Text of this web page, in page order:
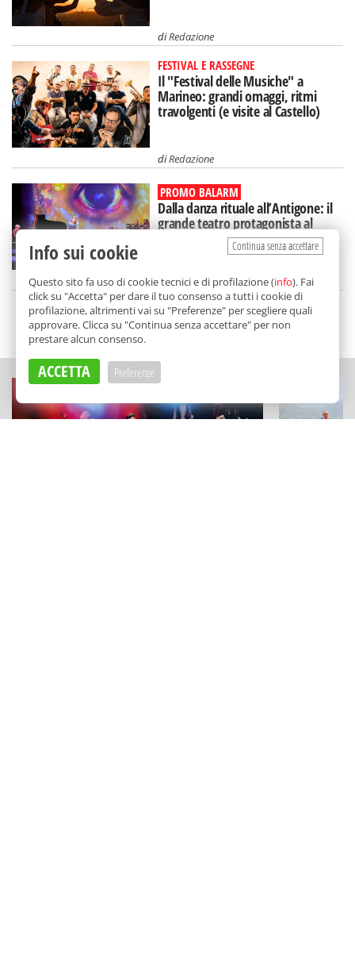
diRedazione
FESTIVAL E RASSEGNE
Il "Festival delle Musiche" a
Marineo: grandi omaggi, ritmi
travolgenti (e visite al Castello)
diRedazione
PROMO BALARM
Dalla danza rituale all’Antigone: il
grande teatro protagonista al
"Segesta Festival"
diRedazione
SCELTO DA BALARM
Continua senza accettare
Info sui cookie
Questo sito fa uso di cookie tecnici e di profilazione (info). Fai
click su "Accetta" per dare il tuo consenso a tutti i cookie di
profilazione, altrimenti vai su "Preferenze" per scegliere quali
approvare. Clicca su "Continua senza accettare" per non
prestare alcun consenso.
ACCETTA Preferenze